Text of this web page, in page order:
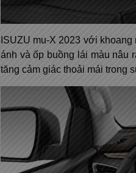
ISUZU mu-X 2023 với
ánh và ốp buồng lái màu nâu
tăng cảm giác thoải mái trong